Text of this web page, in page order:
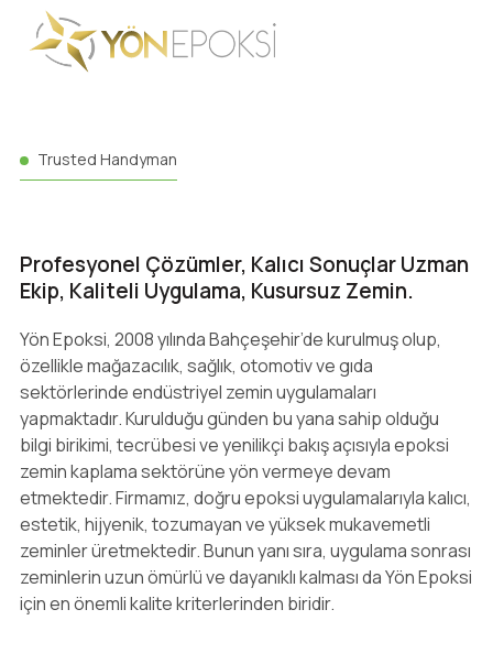
Trusted Handyman
Profesyonel Çözümler, Kalıcı Sonuçlar Uzman
Ekip, Kaliteli Uygulama, Kusursuz Zemin.
Yön Epoksi, 2008 yılında Bahçeşehir’de kurulmuş olup,
özellikle mağazacılık, sağlık, otomotiv ve gıda
sektörlerinde endüstriyel zemin uygulamaları
yapmaktadır. Kurulduğu günden bu yana sahip olduğu
bilgi birikimi, tecrübesi ve yenilikçi bakış açısıyla epoksi
zemin kaplama sektörüne yön vermeye devam
etmektedir. Firmamız, doğru epoksi uygulamalarıyla kalıcı,
estetik, hijyenik, tozumayan ve yüksek mukavemetli
zeminler üretmektedir. Bunun yanı sıra, uygulama sonrası
zeminlerin uzun ömürlü ve dayanıklı kalması da Yön Epoksi
için en önemli kalite kriterlerinden biridir.